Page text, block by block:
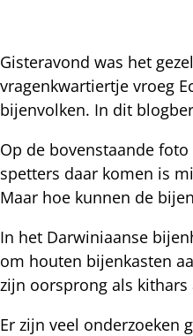
Gisteravond was het
vragenkwartiertje vroeg
bijenvolken. In dit
Op de bovenstaande
spetters daar komen is
Maar hoe kunnen de
In het Darwiniaanse
om houten bijenkasten
zijn oorsprong als
Er zijn veel onderzoeken